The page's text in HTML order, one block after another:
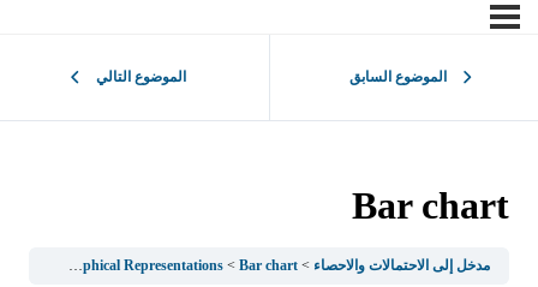
الموضوع السابق الموضوع التالي
Bar chart
مدخل إلى الاحتمالات والاحصاء 1.3Graphical Representations Bar chart